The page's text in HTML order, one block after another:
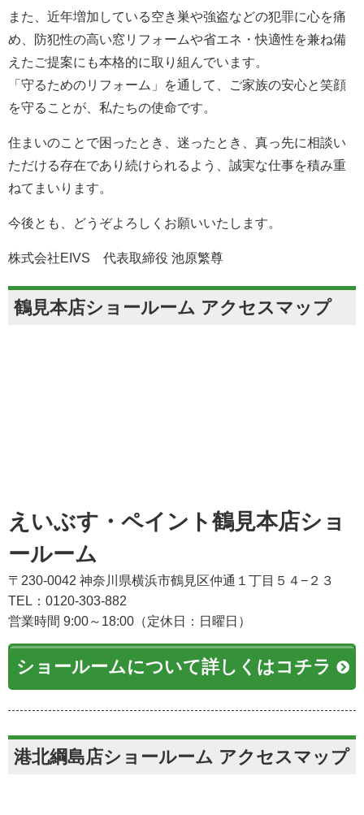
また、近年増加している空き巣や強盗などの犯罪に心を痛
め、防犯性の高い窓リフォームや省エネ・快適性を兼ね備
えたご提案にも本格的に取り組んでいます。
「守るためのリフォーム」を通して、ご家族の安心と笑顔
を守ることが、私たちの使命です。
住まいのことで困ったとき、迷ったとき、真っ先に相談い
ただける存在であり続けられるよう、誠実な仕事を積み重
ねてまいります。
今後とも、どうぞよろしくお願いいたします。
株式会社EIVS 代表取締役 池原繁尊
鶴見本店ショールーム アクセスマップ
えいぶす・ペイント鶴見本店ショ
ールーム
〒230-0042 神奈川県横浜市鶴見区仲通１丁目５４−２３
TEL：0120-303-882
営業時間 9:00～18:00（定休日：日曜日）
ショールームについて詳しくはコチラ
港北綱島店ショールーム アクセスマップ